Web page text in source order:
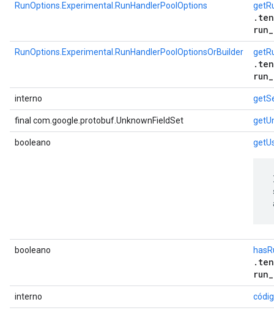
RunOptions.Experimental.RunHandlerPoolOptions
RunOptions.Experimental.RunHandlerPoolOptionsOrBuilder
interno
final com.google.protobuf.UnknownFieldSet
booleano
booleano
interno